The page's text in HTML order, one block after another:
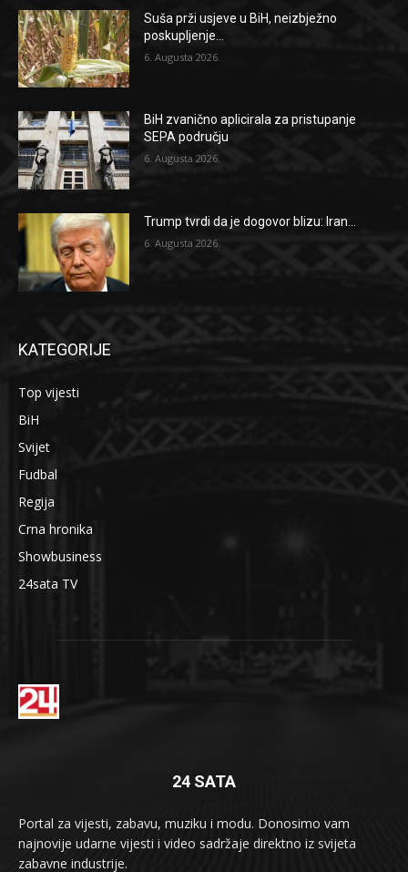
Suša prži usjeve u BiH, neizbježno
poskupljenje...
6. Augusta 2026.
BiH zvanično aplicirala za pristupanje
SEPA području
6. Augusta 2026.
Trump tvrdi da je dogovor blizu: Iran...
6. Augusta 2026.
KATEGORIJE
Top vijesti
BiH
Svijet
Fudbal
Regija
Crna hronika
Showbusiness
24sata TV
24 SATA
Portal za vijesti, zabavu, muziku i modu. Donosimo vam
najnovije udarne vijesti i video sadržaje direktno iz svijeta
zabavne industrije.